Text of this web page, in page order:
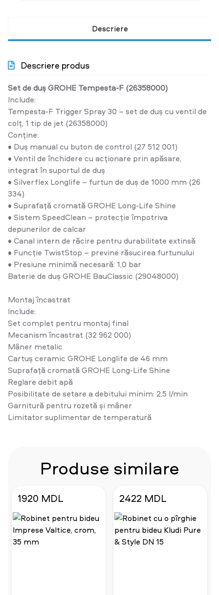
Descriere
Descriere produs
Set de duș GROHE Tempesta-F (26358000)
Include:
Tempesta-F Trigger Spray 30 – set de duș cu ventil de
colț, 1 tip de jet (26358000)
Conține:
• Duș manual cu buton de control (27 512 001)
• Ventil de închidere cu acționare prin apăsare,
integrat în suportul de duș
• Silverflex Longlife – furtun de duș de 1000 mm (26
334)
• Suprafață cromată GROHE Long-Life Shine
• Sistem SpeedClean – protecție împotriva
depunerilor de calcar
• Canal intern de răcire pentru durabilitate extinsă
• Funcție TwistStop – previne răsucirea furtunului
• Presiune minimă necesară: 1,0 bar
Baterie de duș GROHE BauClassic (29048000)
Montaj încastrat
Include:
Set complet pentru montaj final
Mecanism încastrat (32 962 000)
Mâner metalic
Cartuș ceramic GROHE Longlife de 46 mm
Suprafață cromată GROHE Long-Life Shine
Reglare debit apă
Posibilitate de setare a debitului minim: 2,5 l/min
Garnitură pentru rozetă și mâner
Limitator suplimentar de temperatură
Produse similare
1920 MDL 2422 MDL